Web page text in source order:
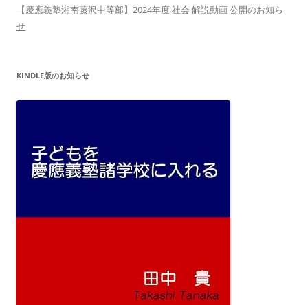
【慶應義塾湘南藤沢中等部】2024年度 社会 解説動画 公開のお知ら
せ
KINDLE版のお知らせ